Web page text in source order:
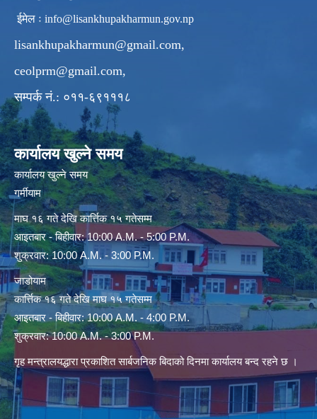
ईमेल ः info@lisankhupakharmun.gov.np
lisankhupakharmun@gmail.com,
ceolprm@gmail.com,
सम्पर्क नं.: ०११-६९१११८
कार्यालय खुल्ने समय
कार्यालय खुल्ने समय
गर्मीयाम
माघ १६ गते देखि कार्त्तिक १५ गतेसम्म
आइतबार - बिहीवार: 10:00 A.M. - 5:00 P.M.
शुक्रवार: 10:00 A.M. - 3:00 P.M.
जाडोयाम
कार्त्तिक १६ गते देखि माघ १५ गतेसम्म
आइतबार - बिहीवार: 10:00 A.M. - 4:00 P.M.
शुक्रवार: 10:00 A.M. - 3:00 P.M.
गृह मन्त्रालयद्धारा प्रकाशित सार्बजनिक बिदाको दिनमा कार्यालय बन्द रहने छ ।